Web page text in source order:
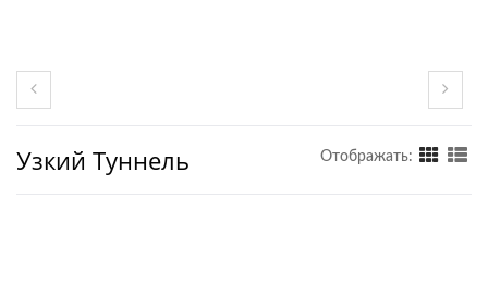
Узкий Туннель Отображать: